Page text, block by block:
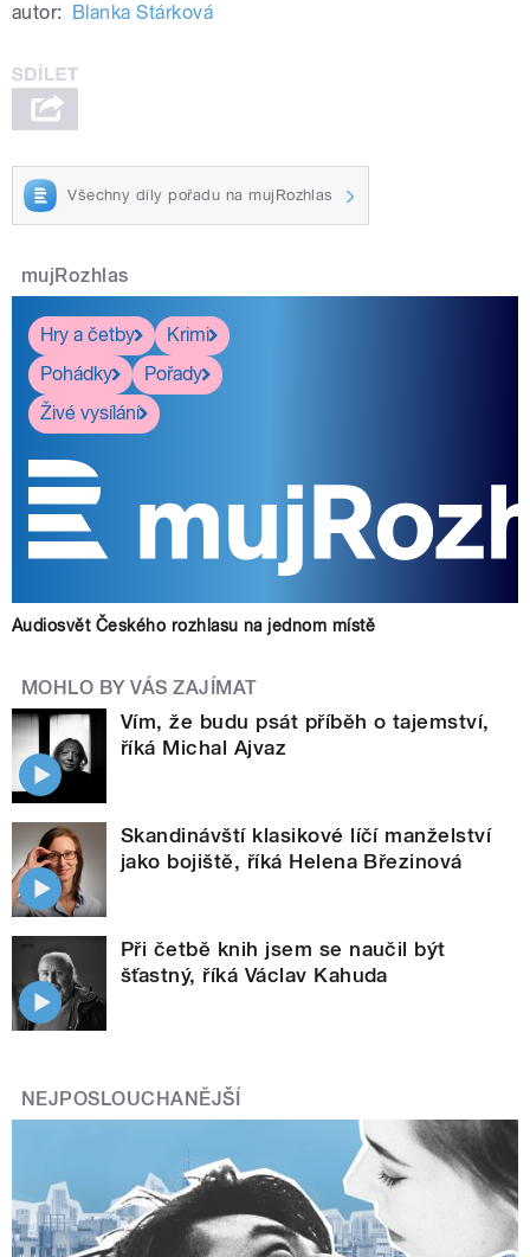
autor: Blanka Stárková
Všechny díly pořadu na mujRozhlas
mujRozhlas
Hry a četby
Krimi
Pohádky
Pořady
Živé vysílání
Audiosvět Českého rozhlasu na jednom místě
MOHLO BY VÁS ZAJÍMAT
Vím, že budu psát příběh o tajemství,
říká Michal Ajvaz
Skandinávští klasikové líčí manželství
jako bojiště, říká Helena Březinová
Při četbě knih jsem se naučil být
šťastný, říká Václav Kahuda
NEJPOSLOUCHANĚJŠÍ